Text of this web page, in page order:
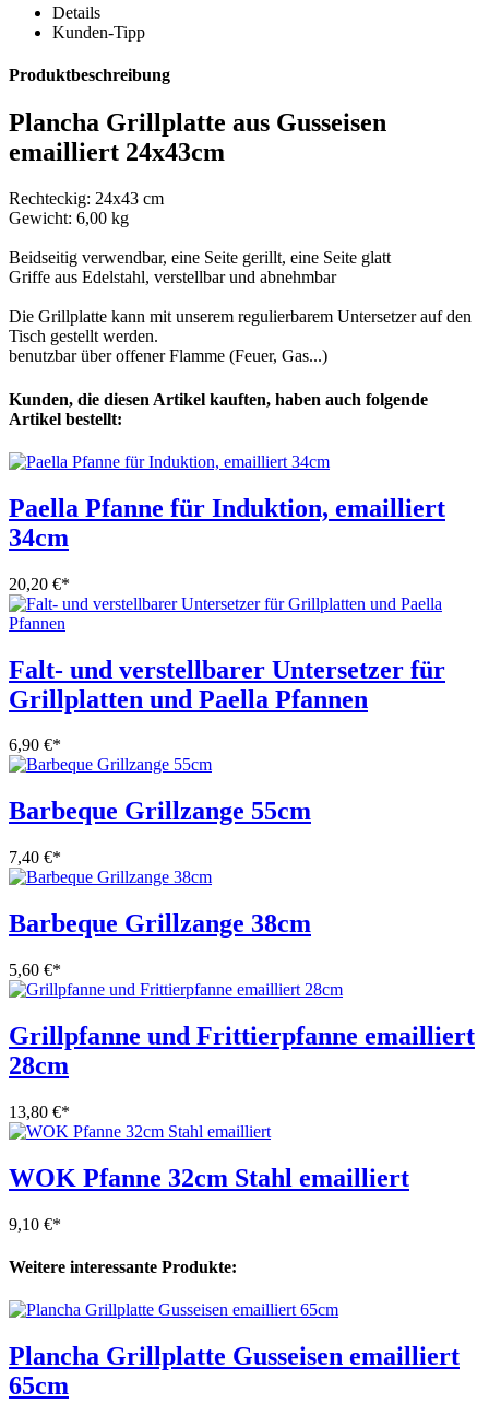
Details
Kunden-Tipp
Produktbeschreibung
Plancha Grillplatte aus Gusseisen
emailliert 24x43cm
Rechteckig: 24x43 cm
Gewicht: 6,00 kg
Beidseitig verwendbar, eine Seite gerillt, eine Seite glatt
Griffe aus Edelstahl, verstellbar und abnehmbar
Die Grillplatte kann mit unserem regulierbarem Untersetzer auf den
Tisch gestellt werden.
benutzbar über offener Flamme (Feuer, Gas...)
Kunden, die diesen Artikel kauften, haben auch folgende
Artikel bestellt:
Paella Pfanne für Induktion, emailliert
34cm
20,20 €*
Falt- und verstellbarer Untersetzer für
Grillplatten und Paella Pfannen
6,90 €*
Barbeque Grillzange 55cm
7,40 €*
Barbeque Grillzange 38cm
5,60 €*
Grillpfanne und Frittierpfanne emailliert
28cm
13,80 €*
WOK Pfanne 32cm Stahl emailliert
9,10 €*
Weitere interessante Produkte:
Plancha Grillplatte Gusseisen emailliert
65cm